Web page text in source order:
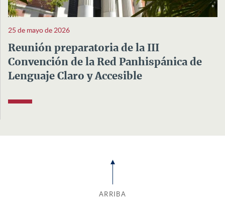
25 de mayo de 2026
Reunión preparatoria de la III
Convención de la Red Panhispánica de
Lenguaje Claro y Accesible
ARRIBA